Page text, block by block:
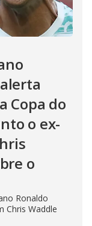
Copa do
o ex-
o
Ronaldo
Chris Waddle